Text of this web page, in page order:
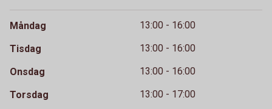
Måndag 13:00 - 16:00
Tisdag 13:00 - 16:00
Onsdag 13:00 - 16:00
Torsdag 13:00 - 17:00